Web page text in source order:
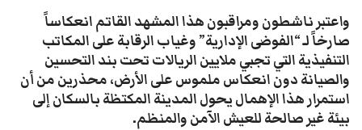
​واعتبر ناشطون ومراقبون هذا المشهد القاتم انعكاساً
صارخاً لـ “الفوضى الإدارية” وغياب الرقابة على المكاتب
التنفيذية التي تجبي ملايين الريالات تحت بند التحسين
والصيانة دون انعكاس ملموس على الأرض، محذرين من أن
استمرار هذا الإهمال يحول المدينة المكتظة بالسكان إلى
بيئة غير صالحة للعيش الآمن والمنظم.